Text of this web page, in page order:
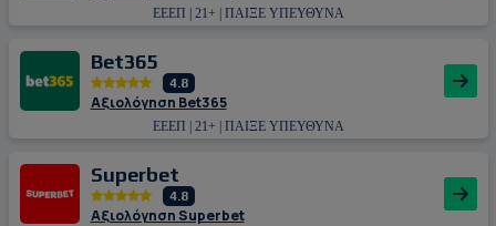
ΕΕΕΠ | 21+ | ΠΑΙΞΕ ΥΠΕΥΘΥΝΑ
Bet365
4.8
Αξιολόγηση Bet365
ΕΕΕΠ | 21+ | ΠΑΙΞΕ ΥΠΕΥΘΥΝΑ
Superbet
4.8
Αξιολόγηση Superbet